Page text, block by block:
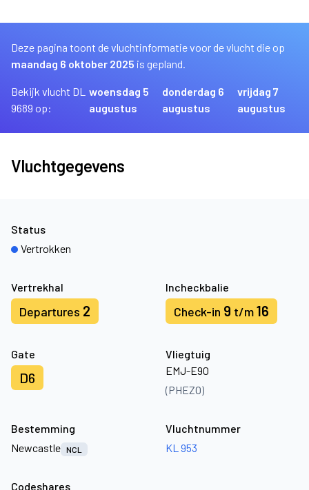
Deze pagina toont de vluchtinformatie voor de vlucht die op
maandag 6 oktober 2025 is gepland.
Bekijk vlucht DL
9689 op:
woensdag 5
augustus
donderdag 6
augustus
vrijdag 7
augustus
Vluchtgegevens
Vertrekhal
Departures 2
Incheckbalie
Check-in 9 t/m16
Gate
D6
Vliegtuig
EMJ-E90
(PHEZO)
Status
Vertrokken
Bestemming
Newcastle NCL
Vluchtnummer
KL 953
Codeshares